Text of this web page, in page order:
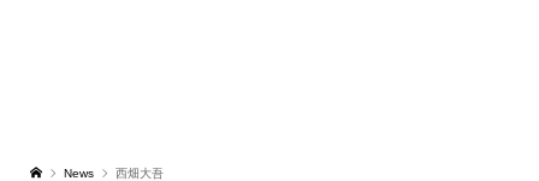
News 西畑大吾